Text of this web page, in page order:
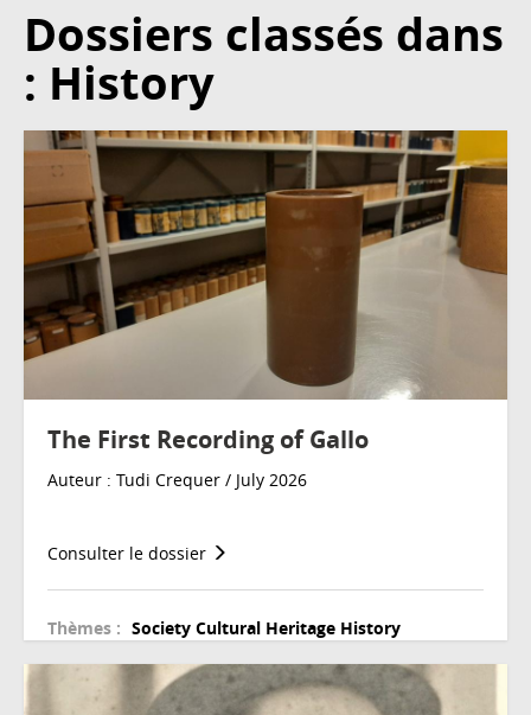
Dossiers classés dans
: History
The First Recording of Gallo
Auteur : Tudi Crequer / July 2026
Consulter le dossier
Thèmes : Society Cultural Heritage History